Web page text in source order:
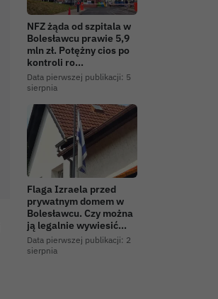
NFZ żąda od szpitala w
Bolesławcu prawie 5,9
mln zł. Potężny cios po
kontroli ro…
Data pierwszej publikacji: 5
sierpnia
Flaga Izraela przed
prywatnym domem w
Bolesławcu. Czy można
ją legalnie wywiesić…
Data pierwszej publikacji: 2
sierpnia